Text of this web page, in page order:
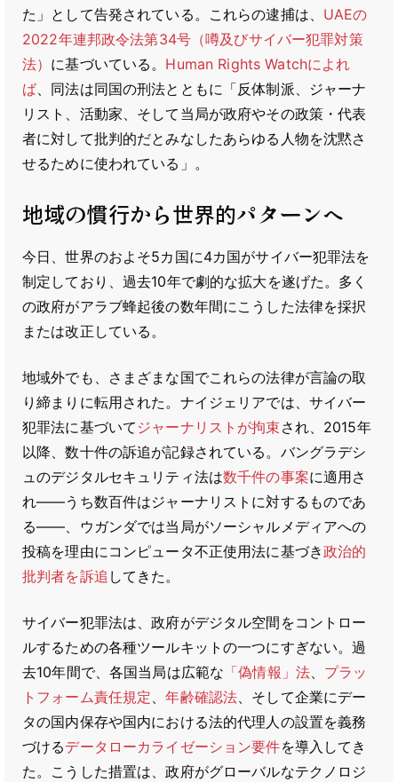
た」として告発されている。これらの逮捕は、 UAEの
2022年連邦政令法第34号（噂及びサイバー犯罪対策
法） に基づいている。 Human Rights Watchによれ
ば、同法は同国の刑法とともに「反体制派、ジャーナ
リスト、活動家、そして当局が政府やその政策・代表
者に対して批判的だとみなしたあらゆる人物を沈黙さ
せるために使われている」。
地域の慣行から世界的パターンへ
今日、世界のおよそ5カ国に4カ国がサイバー犯罪法を
制定しており、過去10年で劇的な拡大を遂げた。多く
の政府がアラブ蜂起後の数年間にこうした法律を採択
または改正している。
地域外でも、さまざまな国でこれらの法律が言論の取
り締まりに転用された。ナイジェリアでは、サイバー
犯罪法に基づいて ジャーナリストが拘束 され、2015年
以降、数十件の訴追が記録されている。バングラデシ
ュのデジタルセキュリティ法は数千件の事案に適用さ
れ――うち数百件はジャーナリストに対するものであ
る――、ウガンダでは当局がソーシャルメディアへの
投稿を理由にコンピュータ不正使用法に基づき政治的
批判者を訴追 してきた。
サイバー犯罪法は、政府がデジタル空間をコントロー
ルするための各種ツールキットの一つにすぎない。過
去10年間で、各国当局は広範な 「偽情報」法、 プラッ
トフォーム責任規定、年齢確認法、そして企業にデー
タの国内保存や国内における法的代理人の設置を義務
づけるデータローカライゼーション要件を導入してき
た。こうした措置は、政府がグローバルなテクノロジ